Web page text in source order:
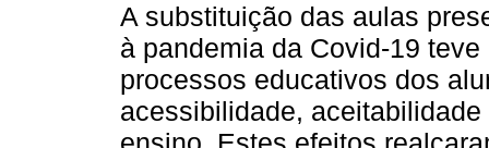
A substituição das aulas
à pandemia da Covid-19
processos educativos dos
acessibilidade,